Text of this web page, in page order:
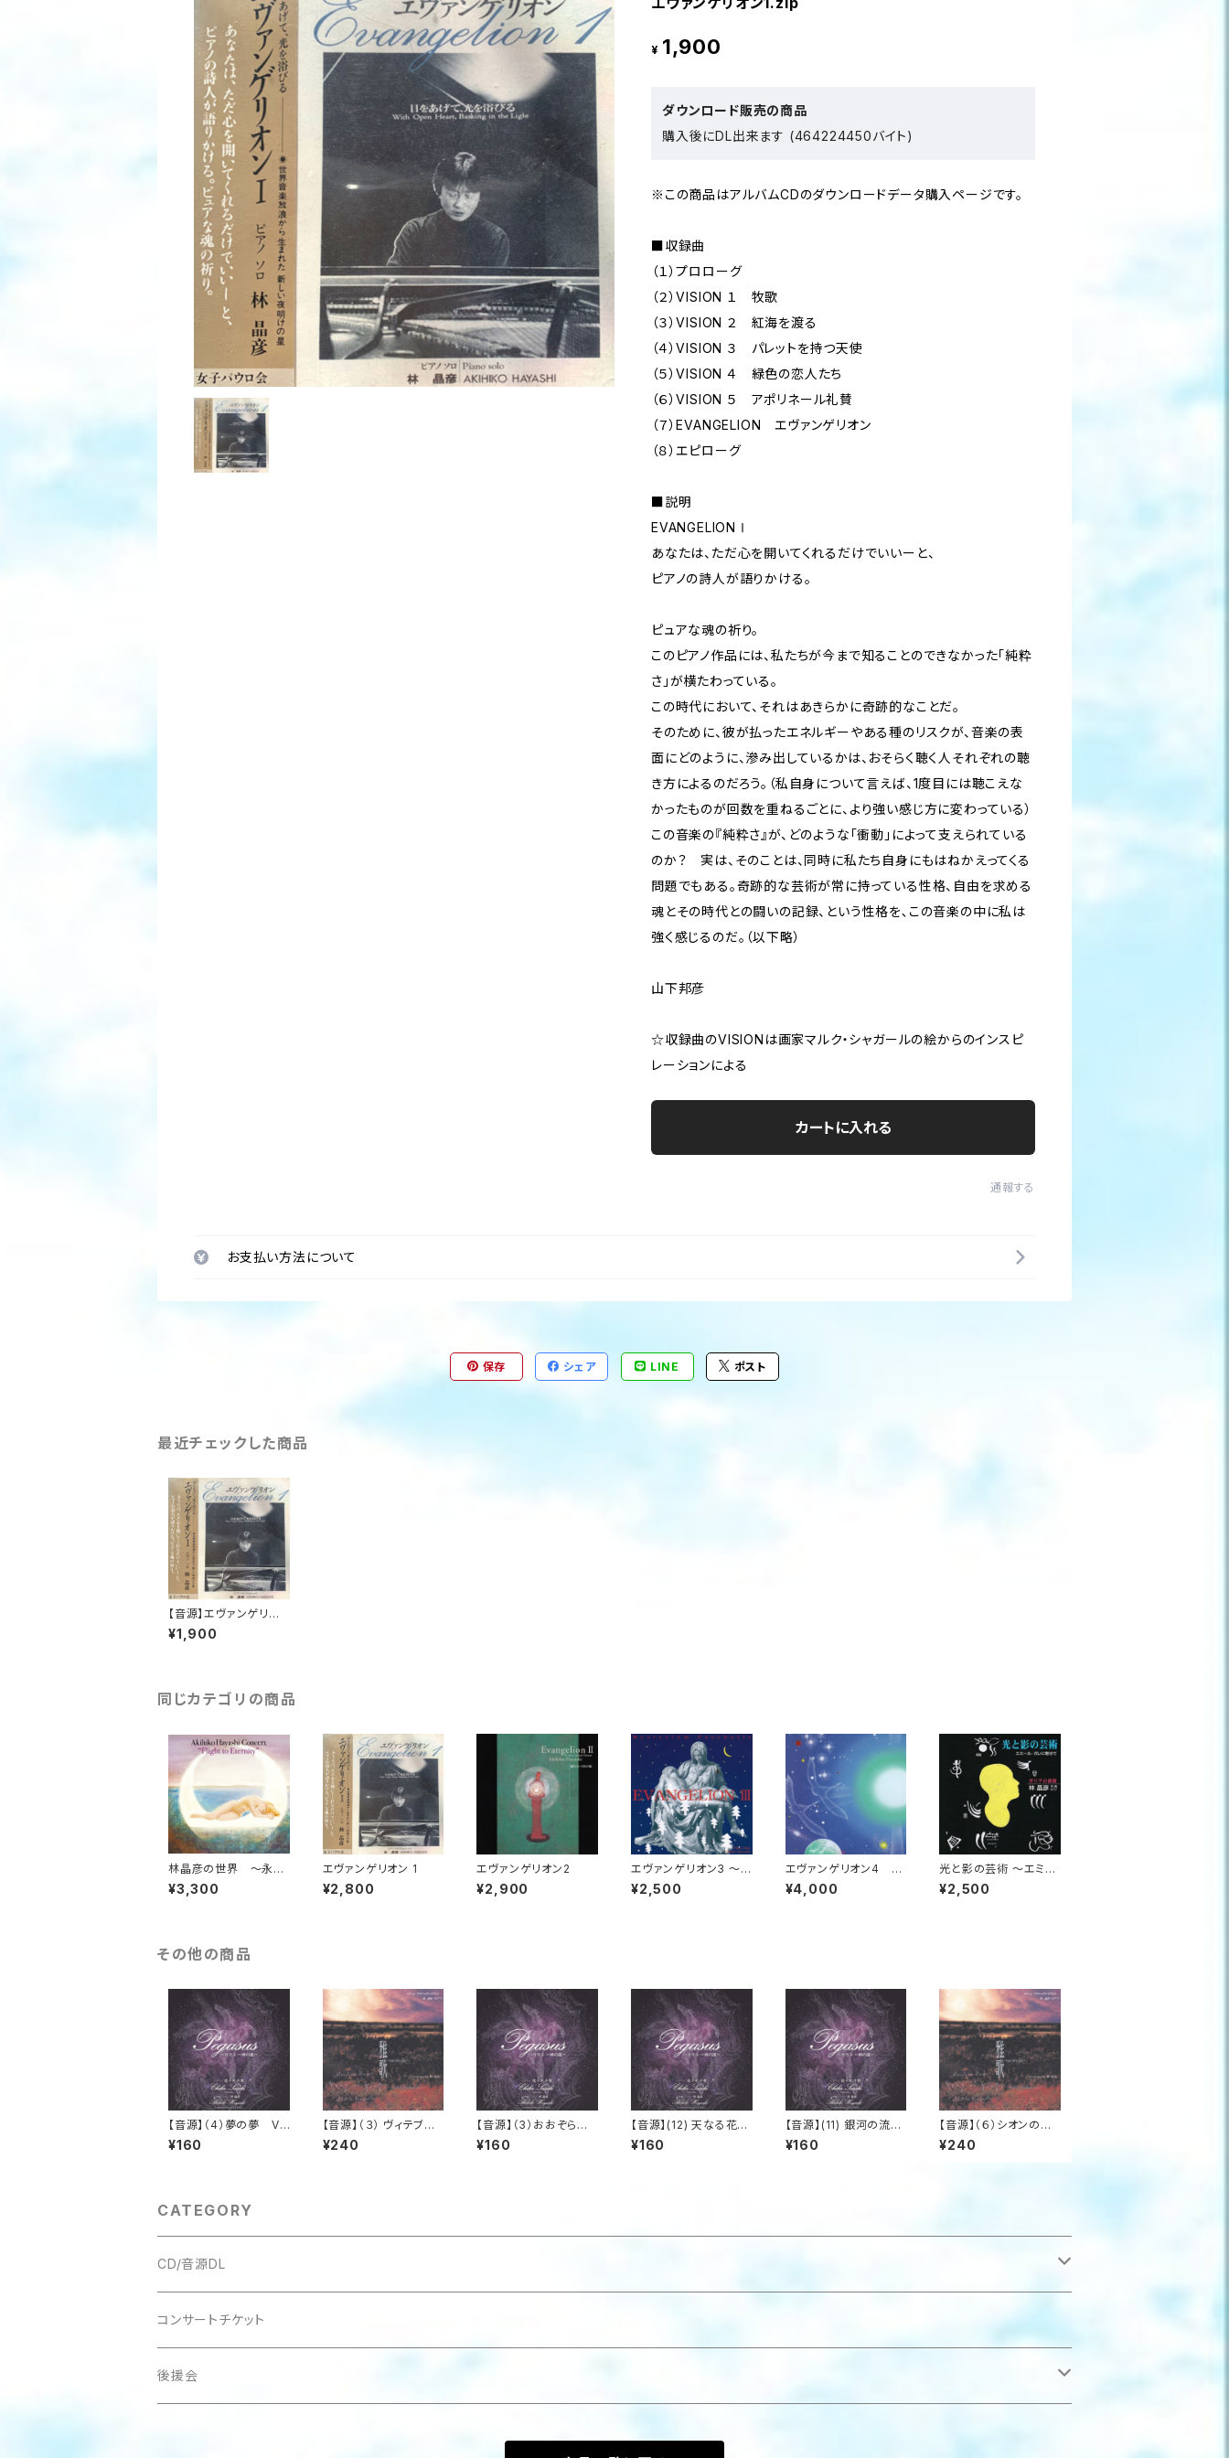
¥ 1,900
ダウンロード販売の商品
購入後にDL出来ます (464224450バイト)
※この商品はアルバムCDのダウンロードデータ購入ページです。
■収録曲
（１）プロローグ
（２）VISION １ 牧歌
（３）VISION ２ 紅海を渡る
（４）VISION ３ パレットを持つ天使
（５）VISION ４ 緑色の恋人たち
（６）VISION ５ アポリネール礼賛
（７）EVANGELION エヴァンゲリオン
（８）エピローグ
■説明
EVANGELIONⅠ
あなたは、ただ心を開いてくれるだけでいいーと、
ピアノの詩人が語りかける。
ピュアな魂の祈り。
このピアノ作品には、私たちが今まで知ることのできなかった「純粋
さ」が横たわっている。
この時代において、それはあきらかに奇跡的なことだ。
そのために、彼が払ったエネルギーやある種のリスクが、音楽の表
面にどのように、滲み出しているかは、おそらく聴く人それぞれの聴
き方によるのだろう。（私自身について言えば、1度目には聴こえな
かったものが回数を重ねるごとに、より強い感じ方に変わっている）
この音楽の『純粋さ』が、どのような「衝動」によって支えられている
のか？ 実は、そのことは、同時に私たち自身にもはねかえってくる
問題でもある。奇跡的な芸術が常に持っている性格、自由を求める
魂とその時代との闘いの記録、という性格を､この音楽の中に私は
強く感じるのだ。（以下略）
山下邦彦
☆収録曲のVISIONは画家マルク・シャガールの絵からのインスピ
レーションによる
カートに入れる
通報する
お支払い方法について
保存 シェア LINE ポスト
最近チェックした商品
【音源】エヴァンゲリオ
ン 1
¥1,900
同じカテゴリの商品
林晶彦の世界 ～永遠
の飛翔～
¥3,300
エヴァンゲリオン 1
¥2,800
エヴァンゲリオン2
¥2,900
エヴァンゲリオン3 ～ミ
ステリウム・パスカーリ
ス～
¥2,500
エヴァンゲリオン4 地
球の子守歌 ～いのちの
ささやきを聴く～
¥4,000
光と影の芸術 ～エミー
ル・ガレに寄せて～
¥2,500
その他の商品
【音源】（4）夢の夢 Vo
calise_ペガサス
¥160
【音源】（３） ヴィテブス
クの冬の夜 ヴァイオリ
ンとピアノのための三
¥240
【音源】（3）おおぞらの
こころ 詩：八木重吉_
ペガサス
¥160
【音源】(12) 天なる花、
この世の星_ペガサス
¥160
【音源】(11) 銀河の流れ
の中で ピアノ即興演
奏_ペガサス
¥160
【音源】（６）シオンの丘
より_雅歌
¥240
CATEGORY
CD/音源DL
アルバム
バラ売り
コンサートチケット
後援会